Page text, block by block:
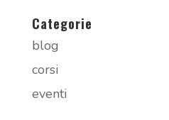
Categorie
blog
corsi
eventi